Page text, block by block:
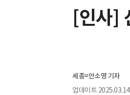
[인사]
세종=안소영 기자
업데이트